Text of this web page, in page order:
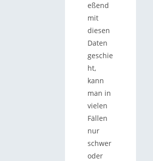
eßend
mit
diesen
Daten
geschie
ht,
kann
man in
vielen
Fällen
nur
schwer
oder